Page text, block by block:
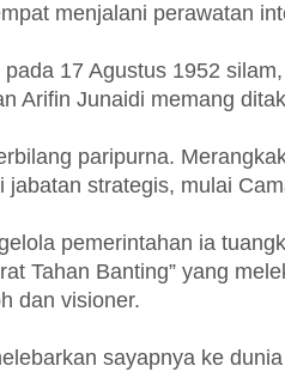
menjalani perawatan
17 Agustus 1952
Arifin Junaidi memang
paripurna.
jabatan strategis, mulai
pemerintahan ia
Tahan Banting” yang
dan visioner.
sayapnya ke